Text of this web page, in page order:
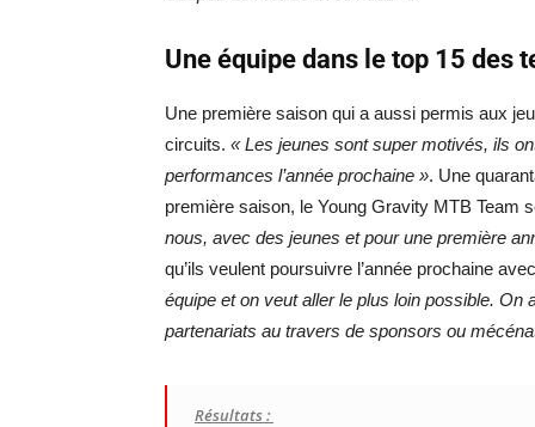
Une équipe dans le top 15 des
Une première saison qui a aussi permis aux
circuits. « Les jeunes sont super motivés, ils
performances l’année prochaine ». Une
première saison, le Young Gravity MTB Team
nous, avec des jeunes et pour une première
qu’ils veulent poursuivre l’année prochaine
équipe et on veut aller le plus loin possible.
partenariats au travers de sponsors ou
Résultats :